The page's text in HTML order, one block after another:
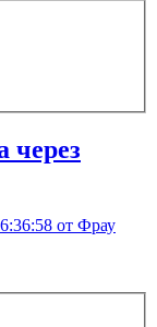
через
от Фрау